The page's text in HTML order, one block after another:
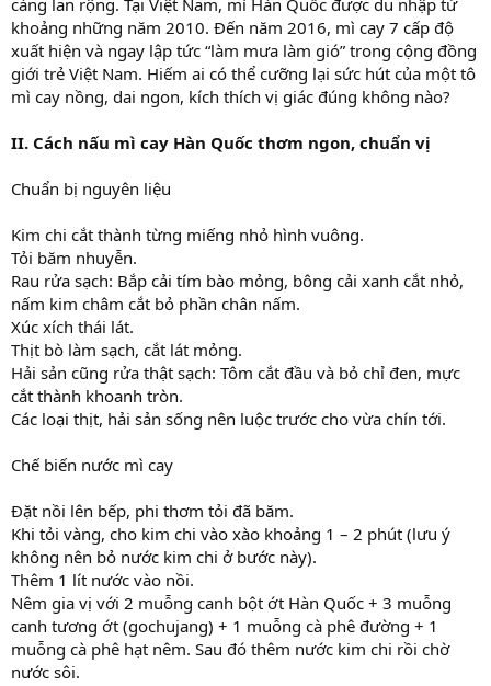
khoảng những năm 2010. Đến năm 2016, mì cay 7 cấp độ
xuất hiện và ngay lập tức “làm mưa làm gió” trong cộng đồng
giới trẻ Việt Nam. Hiếm ai có thể cưỡng lại sức hút của một tô
mì cay nồng, dai ngon, kích thích vị giác đúng không nào?
II. Cách nấu mì cay Hàn Quốc thơm ngon, chuẩn vị
Chuẩn bị nguyên liệu
Kim chi cắt thành từng miếng nhỏ hình vuông.
Tỏi băm nhuyễn.
Rau rửa sạch: Bắp cải tím bào mỏng, bông cải xanh cắt nhỏ,
nấm kim châm cắt bỏ phần chân nấm.
Xúc xích thái lát.
Thịt bò làm sạch, cắt lát mỏng.
Hải sản cũng rửa thật sạch: Tôm cắt đầu và bỏ chỉ đen, mực
cắt thành khoanh tròn.
Các loại thịt, hải sản sống nên luộc trước cho vừa chín tới.
Chế biến nước mì cay
Đặt nồi lên bếp, phi thơm tỏi đã băm.
Khi tỏi vàng, cho kim chi vào xào khoảng 1 – 2 phút (lưu ý
không nên bỏ nước kim chi ở bước này).
Thêm 1 lít nước vào nồi.
Nêm gia vị với 2 muỗng canh bột ớt Hàn Quốc + 3 muỗng
canh tương ớt (gochujang) + 1 muỗng cà phê đường + 1
muỗng cà phê hạt nêm. Sau đó thêm nước kim chi rồi chờ
nước sôi.